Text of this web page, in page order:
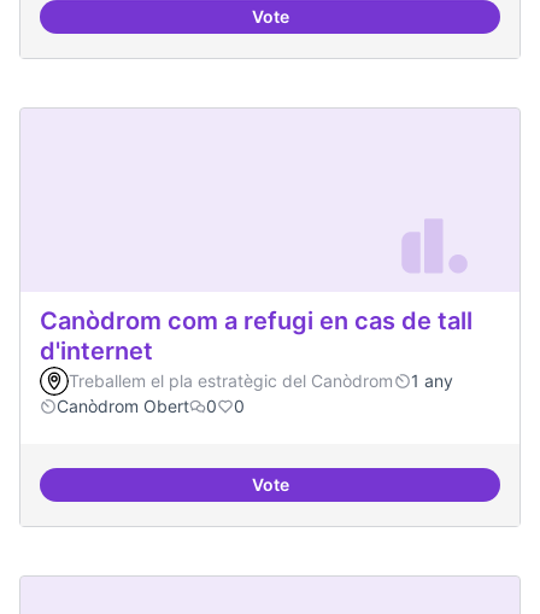
VoteFestival feminisme digital
Canòdrom com a refugi en cas de tall
d'internet
Treballem el pla estratègic del Canòdrom
1 any
Canòdrom Obert
0 0
VoteCanòdrom com a refugi en cas